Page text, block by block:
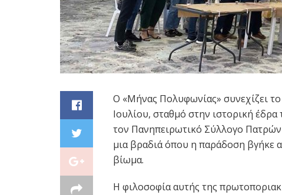
Ο «Μήνας Πολυφωνίας» συνεχίζει το
Ιουλίου, σταθμό στην ιστορική
τον Πανηπειρωτικό Σύλλογο
μια βραδιά όπου η παράδοση βγήκε
βίωμα.
Η φιλοσοφία αυτής της